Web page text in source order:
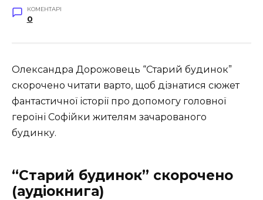
КОМЕНТАРІ
0
Олександра Дорожовець “Старий будинок”
скорочено читати варто, щоб дізнатися сюжет
фантастичної історії про допомогу головної
героїні Софійки жителям зачарованого
будинку.
“Старий будинок” скорочено
(аудіокнига)